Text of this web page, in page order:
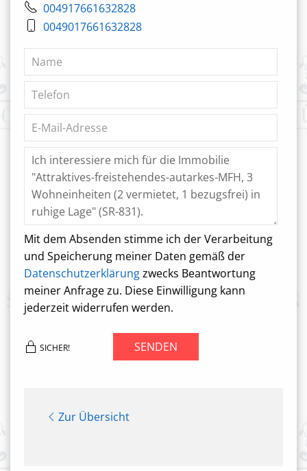
004917661632828
0049017661632828
Mit dem Absenden stimme ich der Verarbeitung
und Speicherung meiner Daten gemäß der
Datenschutzerklärungzwecks Beantwortung
meiner Anfrage zu. Diese Einwilligung kann
jederzeit widerrufen werden.
SICHER! SENDEN
Zur Übersicht